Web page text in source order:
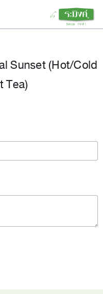
Sunset (Hot/Cold
Tea)